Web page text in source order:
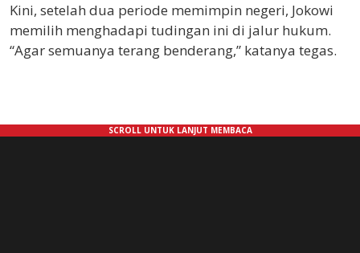
Kini, setelah dua periode memimpin negeri, Jokowi
memilih menghadapi tudingan ini di jalur hukum.
“Agar semuanya terang benderang,” katanya tegas.